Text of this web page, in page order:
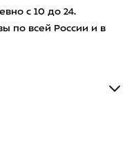
с 10 до 24.
по всей России и в